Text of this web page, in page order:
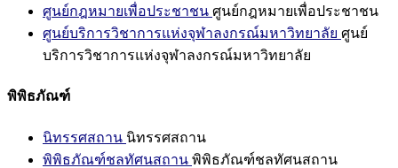
ศูนย์กฎหมายเพื่อประชาชน ศูนย์กฎหมายเพื่อประชาชน
ศูนย์บริการวิชาการแห่งจุฬาลงกรณ์มหาวิทยาลัย ศูนย์
บริการวิชาการแห่งจุฬาลงกรณ์มหาวิทยาลัย
พิพิธภัณฑ์
นิทรรศสถาน นิทรรศสถาน
พิพิธภัณฑ์ชลทัศนสถาน พิพิธภัณฑ์ชลทัศนสถาน